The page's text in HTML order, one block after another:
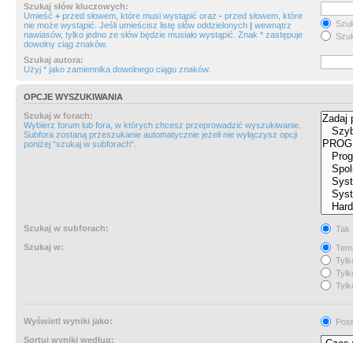
Szukaj słów kluczowych:
Umieść + przed słowem, które musi wystąpić oraz - przed słowem, które
nie może wystąpić. Jeśli umieścisz listę słów oddzielonych | wewnątrz
nawiasów, tylko jedno ze słów będzie musiało wystąpić. Znak * zastępuje
dowolny ciąg znaków.
Szukaj autora:
Użyj * jako zamiennika dowolnego ciągu znaków.
OPCJE WYSZUKIWANIA
Szukaj w forach:
Wybierz forum lub fora, w których chcesz przeprowadzić wyszukiwanie.
Subfora zostaną przeszukanie automatycznie jeżeli nie wyłączysz opcji
poniżej “szukaj w subforach“.
Szukaj w subforach:
Tak
Szukaj w:
Wyświetl wyniki jako:
Sortuj wyniki według: